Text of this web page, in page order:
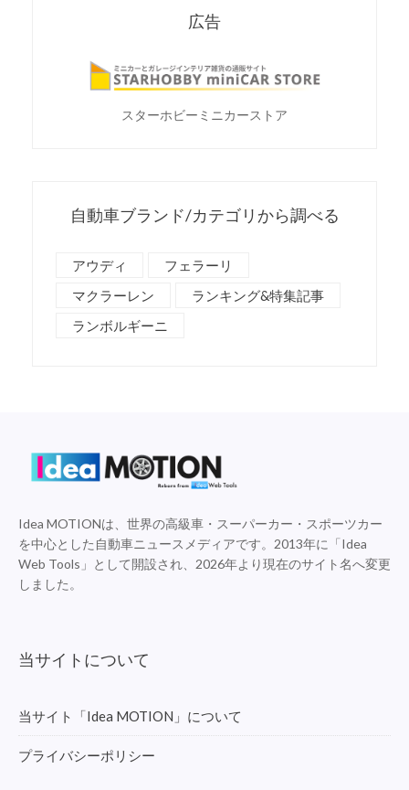
広告
スターホビーミニカーストア
自動車ブランド/カテゴリから調べる
アウディ
フェラーリ
マクラーレン
ランキング&特集記事
ランボルギーニ
Idea MOTIONは、世界の高級車・スーパーカー・スポーツカー
を中心とした自動車ニュースメディアです。2013年に「Idea
Web Tools」として開設され、2026年より現在のサイト名へ変更
しました。
当サイトについて
当サイト「Idea MOTION」について
プライバシーポリシー